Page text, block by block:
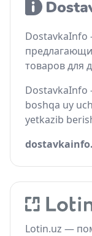
DostavkaInfo
товаров для
DostavkaInfo
boshqa uy
yetkazib
Lotin.uz —